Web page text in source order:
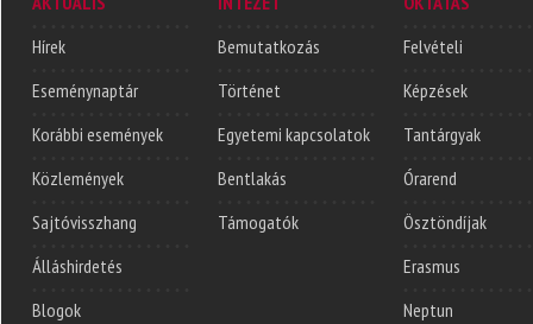
Hírek
Eseménynaptár
Korábbi események
Közlemények
Sajtóvisszhang
Álláshirdetés
Blogok
Bemutatkozás
Történet
Egyetemi kapcsolatok
Bentlakás
Támogatók
Felvételi
Képzések
Tantárgyak
Órarend
Ösztöndíjak
Erasmus
Neptun